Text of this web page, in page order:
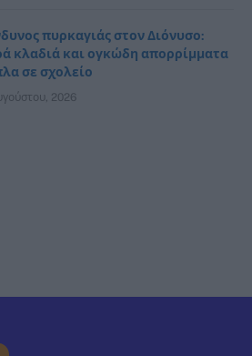
πυρκαγιάς στον Διόνυσο:
κλαδιά και ογκώδη απορρίμματα
σε σχολείο
2026